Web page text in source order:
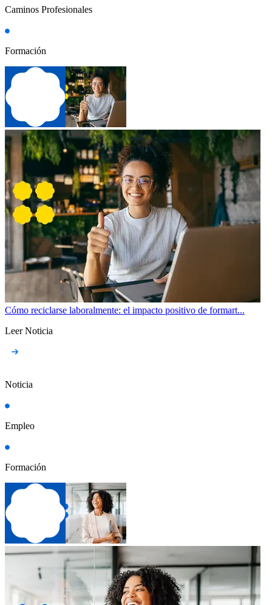
Caminos Profesionales
Formación
Cómo reciclarse laboralmente: el impacto positivo de formart...
Leer Noticia
Noticia
Empleo
Formación